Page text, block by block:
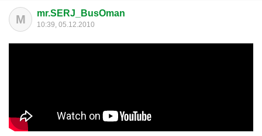
M mr.SERJ_BusOman
10:39, 05.12.2010